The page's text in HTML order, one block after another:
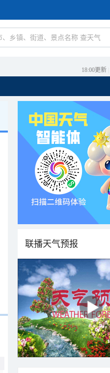
18:00更新
联播天气预报